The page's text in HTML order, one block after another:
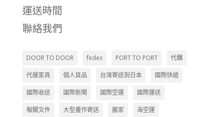
運送時間
聯絡我們
DOOR TO DOOR fedex PORT TO PORT 代購
代運家具 個人貨品 台灣寄送到日本 國際快遞
國際收送 國際新聞 國際空運 國際運送
報關文件 大型畫作寄送 搬家 海空運